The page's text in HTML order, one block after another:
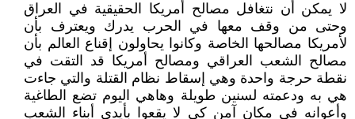
لا يمكن أن نتغافل مصالح أمريكا الحقيقية في العراق
وحتى من وقف معها في الحرب يدرك ويعترف بأن
لأمريكا مصالحها الخاصة وكانوا يحاولون إقناع العالم بأن
مصالح الشعب العراقي ومصالح أمريكا قد التقت في
نقطة حرجة واحدة وهي إسقاط نظام القتلة والتي جاءت
هي به ودعمته لسنين طويلة وهاهي اليوم تضع الطاغية
وأعوانه في مكان آمن كي لا يقعوا بأيدي أبناء الشعب